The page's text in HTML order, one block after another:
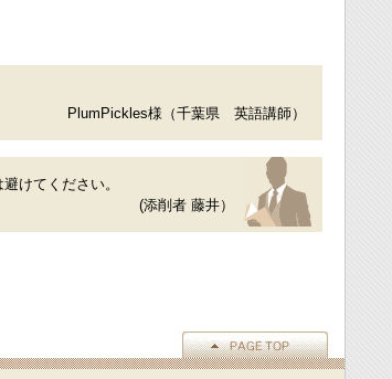
PlumPickles様（千葉県 英語講師）
けてください。
(添削者 藤井）